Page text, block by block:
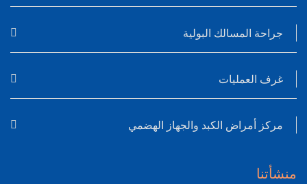
جراحة المسالك البولية
غرف العمليات
مركز أمراض الكبد والجهاز الهضمي
منشأتنا